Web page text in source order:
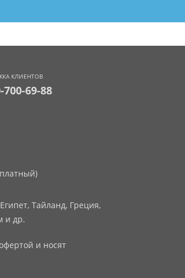
КЛИЕНТОВ
700-69-88
Тайланд, Греция,
и др.
и носят